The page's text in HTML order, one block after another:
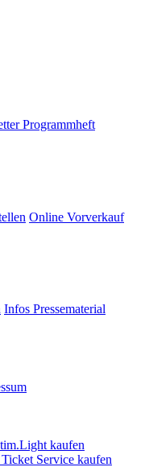
Programmheft
Online Vorverkauf
Infos Pressematerial